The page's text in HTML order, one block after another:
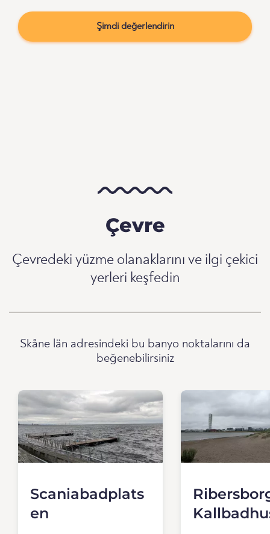
Şimdi değerlendirin
Çevre
Çevredeki yüzme olanaklarını ve ilgi çekici
yerleri keşfedin
Skåne län adresindeki bu banyo noktalarını da
beğenebilirsiniz
Scaniabadplats
en